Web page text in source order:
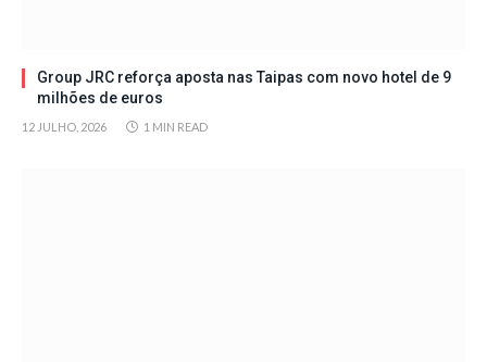
Group JRC reforça aposta nas Taipas com novo hotel de 9
milhões de euros
12 JULHO, 2026 1 MIN READ